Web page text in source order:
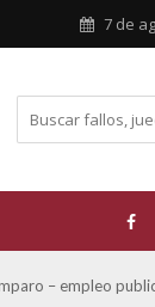
7 de
– empleo